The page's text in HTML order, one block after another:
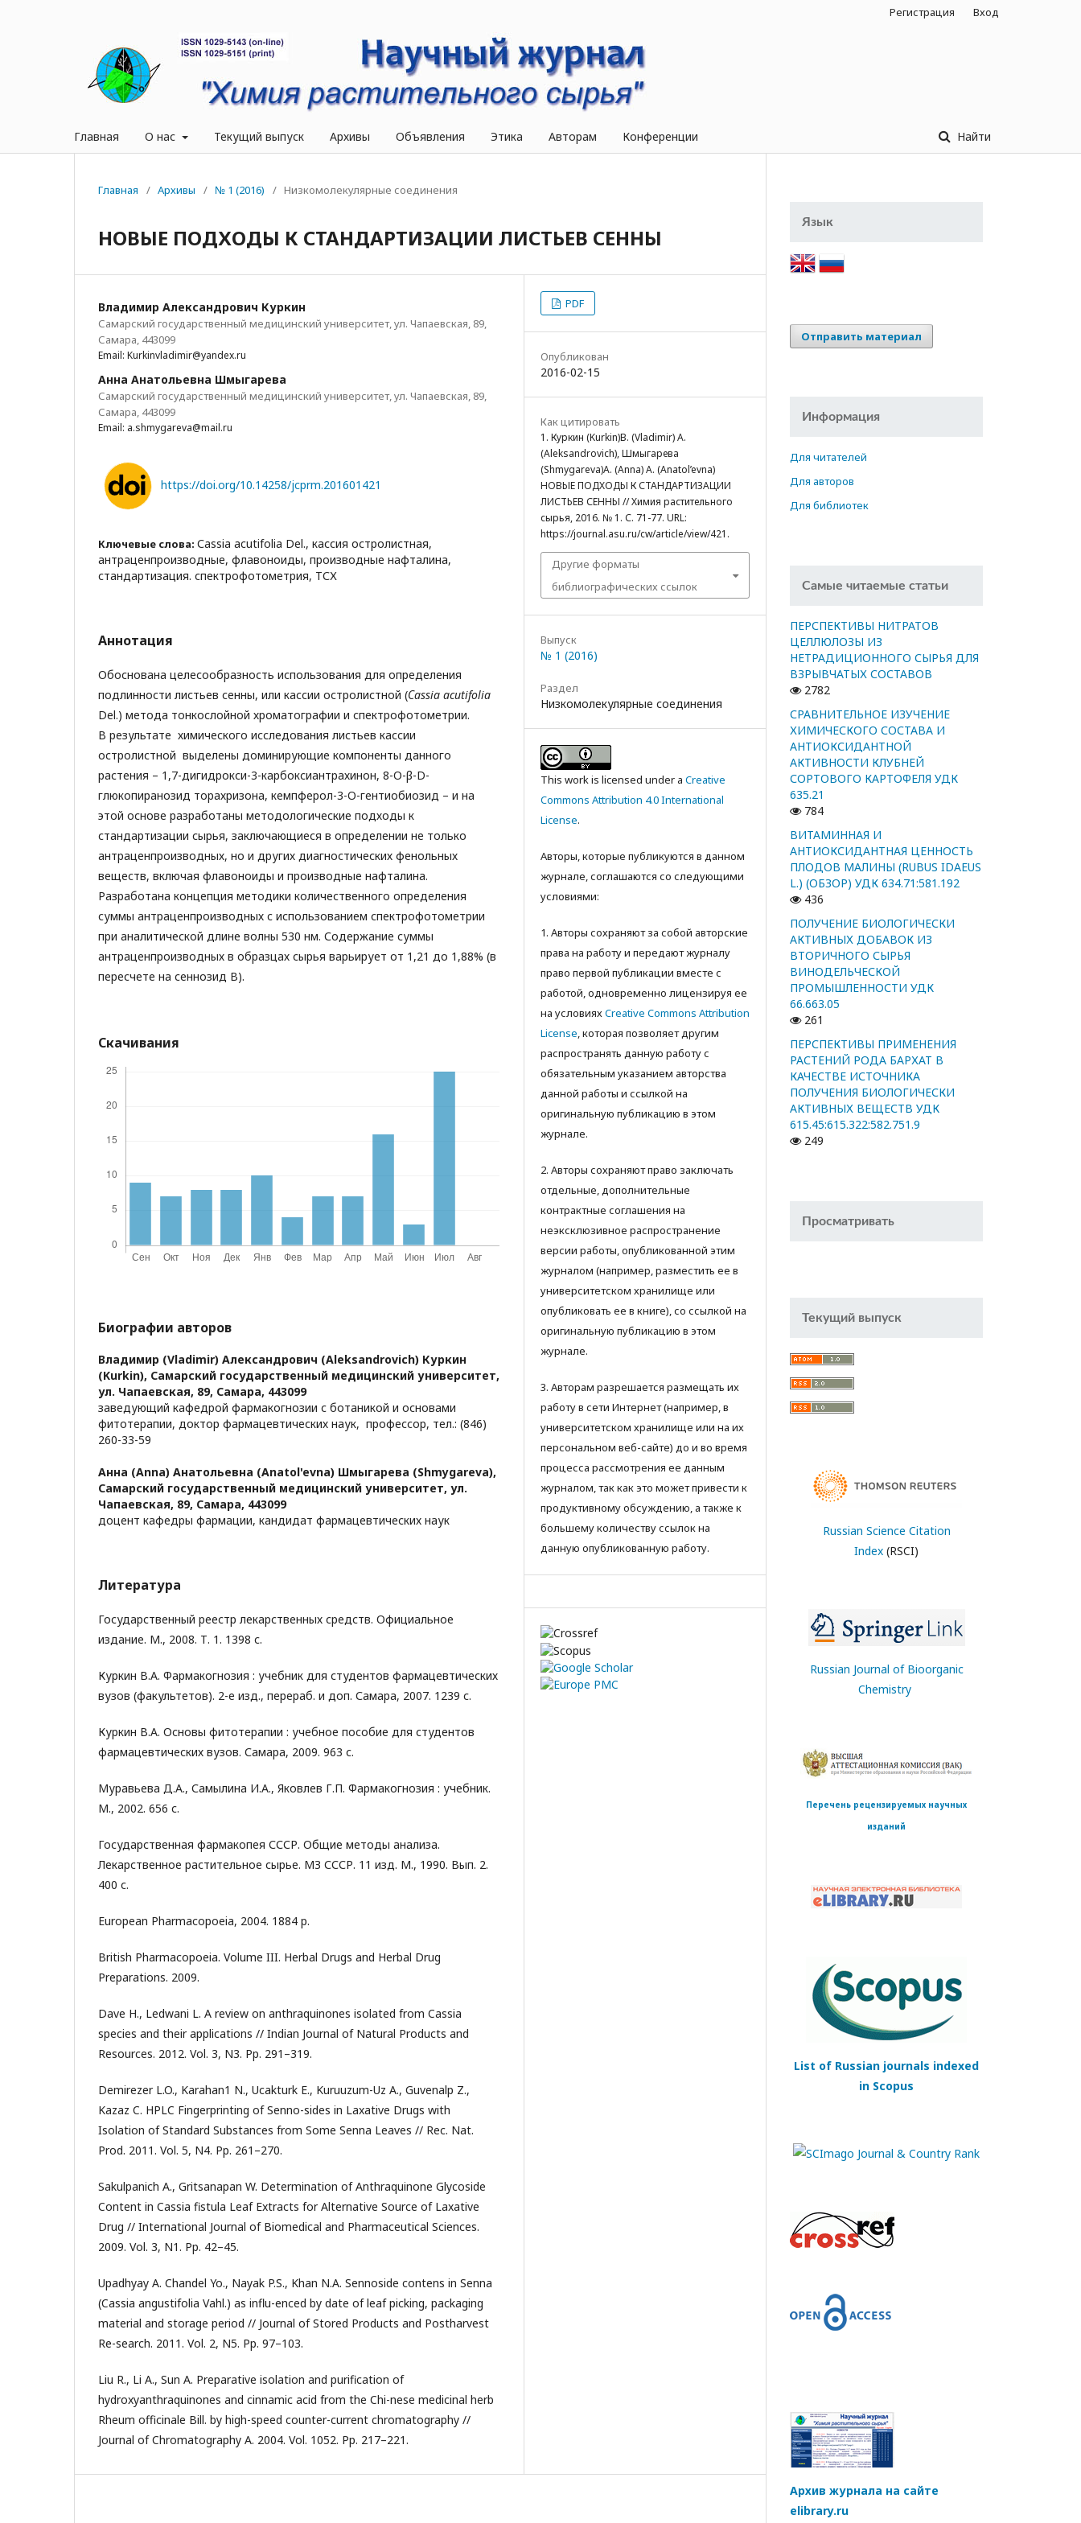
Главная О нас Текущий выпуск Архивы Объявления Этика Авторам Конференции Найти
Регистрация Вход
Главная / Архивы / № 1 (2016) / Низкомолекулярные соединения
НОВЫЕ ПОДХОДЫ К СТАНДАРТИЗАЦИИ ЛИСТЬЕВ СЕННЫ
Владимир Александрович Куркин
Самарский государственный медицинский университет, ул. Чапаевская, 89,
Самара, 443099
Email: Kurkinvladimir@yandex.ru
Анна Анатольевна Шмыгарева
Самарский государственный медицинский университет, ул. Чапаевская, 89,
Самара, 443099
Email: a.shmygareva@mail.ru
https://doi.org/10.14258/jcprm.201601421
Ключевые слова: Сassia acutifolia Del., кассия остролистная,
антраценпроизводные, флавоноиды, производные нафталина,
стандартизация. спектрофотометрия, ТСХ
Аннотация
Обоснована целесообразность использования для определения
подлинности листьев сенны, или кассии остролистной (Сassia acutifolia
Del.) метода тонкослойной хроматографии и спектрофотометрии.
В результате химического исследования листьев кассии
остролистной выделены доминирующие компоненты данного
растения – 1,7-дигидрокси-3-карбоксиантрахинон, 8-О-β-D-
глюкопиранозид торахризона, кемпферол-3-O-гентиобиозид – и на
этой основе разработаны методологические подходы к
стандартизации сырья, заключающиеся в определении не только
антраценпроизводных, но и других диагностических фенольных
веществ, включая флавоноиды и производные нафталина.
Разработана концепция методики количественного определения
суммы антраценпроизводных c использованием спектрофотометрии
при аналитической длине волны 530 нм. Содержание суммы
антраценпроизводных в образцах сырья варьирует от 1,21 до 1,88% (в
пересчете на сеннозид В).
Скачивания
Биографии авторов
Владимир (Vladimir) Александрович (Aleksandrovich) Куркин
(Kurkin), Самарский государственный медицинский университет,
ул. Чапаевская, 89, Самара, 443099
заведующий кафедрой фармакогнозии с ботаникой и основами
фитотерапии, доктор фармацевтических наук, профессор, тел.: (846)
260-33-59
Анна (Anna) Анатольевна (Anatol'evna) Шмыгарева (Shmygareva),
Самарский государственный медицинский университет, ул.
Чапаевская, 89, Самара, 443099
доцент кафедры фармации, кандидат фармацевтических наук
Литература
Государственный реестр лекарственных средств. Официальное
издание. М., 2008. Т. 1. 1398 с.
Куркин В.А. Фармакогнозия : учебник для студентов фармацевтических
вузов (факультетов). 2-е изд., перераб. и доп. Самара, 2007. 1239 с.
Куркин В.А. Основы фитотерапии : учебное пособие для студентов
фармацевтических вузов. Самара, 2009. 963 с.
Муравьева Д.А., Самылина И.А., Яковлев Г.П. Фармакогнозия : учебник.
М., 2002. 656 с.
Государственная фармакопея СССР. Общие методы анализа.
Лекарственное растительное сырье. МЗ СССР. 11 изд. М., 1990. Вып. 2.
400 с.
European Pharmacopoeia, 2004. 1884 p.
British Pharmacopoeia. Volume III. Herbal Drugs and Herbal Drug
Preparations. 2009.
Dave H., Ledwani L. A review on anthraquinones isolated from Cassia
species and their applications // Indian Journal of Natural Products and
Resources. 2012. Vol. 3, N3. Pp. 291–319.
Demirezer L.O., Karahan1 N., Ucakturk E., Kuruuzum-Uz A., Guvenalp Z.,
Kazaz C. HPLC Fingerprinting of Senno-sides in Laxative Drugs with
Isolation of Standard Substances from Some Senna Leaves // Rec. Nat.
Prod. 2011. Vol. 5, N4. Pp. 261–270.
Sakulpanich A., Gritsanapan W. Determination of Anthraquinone Glycoside
Content in Cassia fistula Leaf Extracts for Alternative Source of Laxative
Drug // International Journal of Biomedical and Pharmaceutical Sciences.
2009. Vol. 3, N1. Pp. 42–45.
Upadhyay A. Chandel Yo., Nayak P.S., Khan N.A. Sennoside contens in Senna
(Cassia angustifolia Vahl.) as influ-enced by date of leaf picking, packaging
material and storage period // Journal of Stored Products and Postharvest
Re-search. 2011. Vol. 2, N5. Pp. 97–103.
Liu R., Li A., Sun A. Preparative isolation and purification of
hydroxyanthraquinones and cinnamic acid from the Chi-nese medicinal herb
Rheum officinale Bill. by high-speed counter-current chromatography //
Journal of Chromatography A. 2004. Vol. 1052. Pp. 217–221.
PDF
Опубликован
2016-02-15
Как цитировать
1. Куркин (Kurkin)В. (Vladimir) А.
(Aleksandrovich), Шмыгарева
(Shmygareva)А. (Anna) А. (Anatol’evna)
НОВЫЕ ПОДХОДЫ К СТАНДАРТИЗАЦИИ
ЛИСТЬЕВ СЕННЫ // Химия растительного
сырья, 2016. № 1. С. 71-77. URL:
https://journal.asu.ru/cw/article/view/421.
Другие форматы
библиографических ссылок
Выпуск
№ 1 (2016)
Раздел
Низкомолекулярные соединения
This work is licensed under a Creative
Commons Attribution 4.0 International
License.
Авторы, которые публикуются в данном
журнале, соглашаются со следующими
условиями:
1. Авторы сохраняют за собой авторские
права на работу и передают журналу
право первой публикации вместе с
работой, одновременно лицензируя ее
на условияхCreative Commons Attribution
License, которая позволяет другим
распространять данную работу с
обязательным указанием авторства
данной работы и ссылкой на
оригинальную публикацию в этом
журнале.
2. Авторы сохраняют право заключать
отдельные, дополнительные
контрактные соглашения на
неэксклюзивное распространение
версии работы, опубликованной этим
журналом (например, разместить ее в
университетском хранилище или
опубликовать ее в книге), со ссылкой на
оригинальную публикацию в этом
журнале.
3. Авторам разрешается размещать их
работу в сети Интернет (например, в
университетском хранилище или на их
персональном веб-сайте) до и во время
процесса рассмотрения ее данным
журналом, так как это может привести к
продуктивному обсуждению, а также к
большему количеству ссылок на
данную опубликованную работу.
Язык
Отправить материал
Информация
Для читателей
Для авторов
Для библиотек
Самые читаемые статьи
ПЕРСПЕКТИВЫ НИТРАТОВ
ЦЕЛЛЮЛОЗЫ ИЗ
НЕТРАДИЦИОННОГО СЫРЬЯ ДЛЯ
ВЗРЫВЧАТЫХ СОСТАВОВ
2782
СРАВНИТЕЛЬНОЕ ИЗУЧЕНИЕ
ХИМИЧЕСКОГО СОСТАВА И
АНТИОКСИДАНТНОЙ
АКТИВНОСТИ КЛУБНЕЙ
СОРТОВОГО КАРТОФЕЛЯ УДК
635.21
784
ВИТАМИННАЯ И
АНТИОКСИДАНТНАЯ ЦЕННОСТЬ
ПЛОДОВ МАЛИНЫ (RUBUS IDAEUS
L.) (ОБЗОР) УДК 634.71:581.192
436
ПОЛУЧЕНИЕ БИОЛОГИЧЕСКИ
АКТИВНЫХ ДОБАВОК ИЗ
ВТОРИЧНОГО СЫРЬЯ
ВИНОДЕЛЬЧЕСКОЙ
ПРОМЫШЛЕННОСТИ УДК
66.663.05
261
ПЕРСПЕКТИВЫ ПРИМЕНЕНИЯ
РАСТЕНИЙ РОДА БАРХАТ В
КАЧЕСТВЕ ИСТОЧНИКА
ПОЛУЧЕНИЯ БИОЛОГИЧЕСКИ
АКТИВНЫХ ВЕЩЕСТВ УДК
615.45:615.322:582.751.9
249
Просматривать
Текущий выпуск
Russian Science Citation
Index (RSCI)
Russian Journal of Bioorganic
Chemistry
Перечень рецензируемых научных
изданий
List of Russian journals indexed
in Scopus
Архив журнала на сайте
elibrary.ru